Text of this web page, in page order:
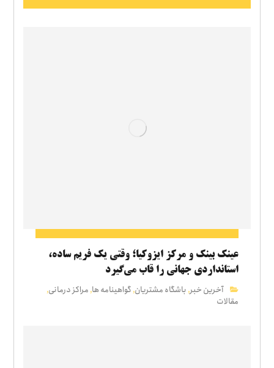
عینک بینک و مرکز ایزوکیا؛ وقتی یک فریم ساده،
استانداردی جهانی را قاب می‌گیرد
آخرین خبر,باشگاه مشتریان,گواهینامه ها,مراکز درمانی,
مقالات